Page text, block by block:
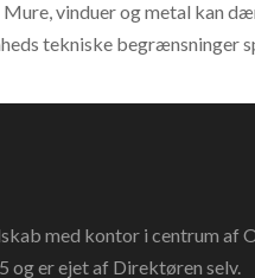
vinduer og metal kan
tekniske begrænsninger
med kontor i centrum af
og er ejet af Direktøren selv.